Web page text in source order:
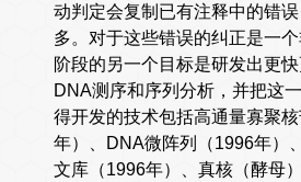
动判定会复制已有注释中的错
多。对于这些错误的纠正是一
阶段的另一个目标是研发出更
DNA测序和序列分析，并把这
得开发的技术包括高通量寡聚
年）、DNA微阵列（1996年）
文库（1996年）、真核（酵母